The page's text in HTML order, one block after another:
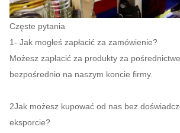
Częste pytania
1- Jak mogłeś zapłacić za zamówienie?
Możesz zapłacić za produkty za
bezpośrednio na naszym koncie firmy.
2Jak możesz kupować od nas bez
eksporcie?